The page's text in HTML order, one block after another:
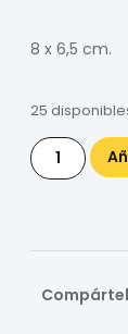
8 x 6,5 cm.
25